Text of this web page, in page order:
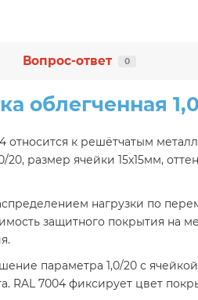
Вопрос-ответ 0
облегченная
относится к решётчатым
размер ячейки 15х15мм,
нагрузки по
защитного покрытия на
параметра 1,0/20 с ячейкой
RAL 7004 фиксирует цвет